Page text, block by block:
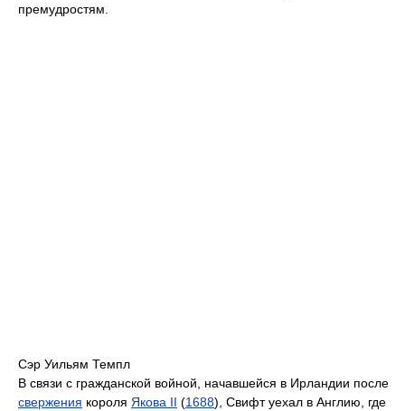
премудростям.
Сэр Уильям Темпл
В связи с гражданской войной, начавшейся в Ирландии после
свержения короля Якова II (1688), Свифт уехал в Англию, где